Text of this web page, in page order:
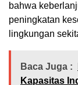
bahwa
peningkatan
lingkungan
Baca Juga :
Kapasitas